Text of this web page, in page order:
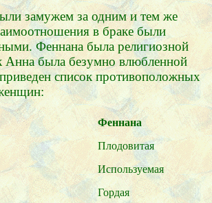
замужем за одним и тем же
в браке были
Феннана была религиозной
Анна была безумно влюбленной
список противоположных
Феннана
Плодовитая
Используемая
Гордая